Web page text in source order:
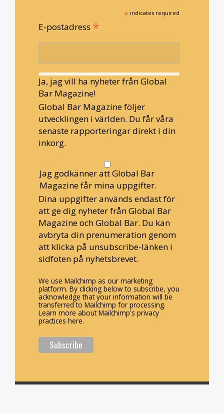
* indicates required
E-postadress *
Ja, jag vill ha nyheter från Global
Bar Magazine!
Global Bar Magazine följer
utvecklingen i världen. Du får våra
senaste rapporteringar direkt i din
inkorg.
Jag godkänner att Global Bar
Magazine får mina uppgifter.
Dina uppgifter används endast för
att ge dig nyheter från Global Bar
Magazine och Global Bar. Du kan
avbryta din prenumeration genom
att klicka på unsubscribe-länken i
sidfoten på nyhetsbrevet.
We use Mailchimp as our marketing
platform. By clicking below to subscribe, you
acknowledge that your information will be
transferred to Mailchimp for processing.
Learn more about Mailchimp's privacy
practices here.